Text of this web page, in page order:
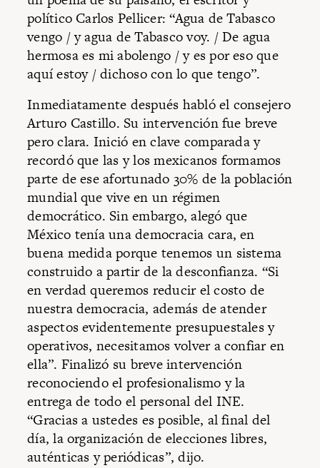
político Carlos Pellicer: “Agua de Tabasco
vengo / y agua de Tabasco voy. / De agua
hermosa es mi abolengo / y es por eso que
aquí estoy / dichoso con lo que tengo”.
Inmediatamente después habló el consejero
Arturo Castillo. Su intervención fue breve
pero clara. Inició en clave comparada y
recordó que las y los mexicanos formamos
parte de ese afortunado 30% de la población
mundial que vive en un régimen
democrático. Sin embargo, alegó que
México tenía una democracia cara, en
buena medida porque tenemos un sistema
construido a partir de la desconfianza. “Si
en verdad queremos reducir el costo de
nuestra democracia, además de atender
aspectos evidentemente presupuestales y
operativos, necesitamos volver a confiar en
ella”. Finalizó su breve intervención
reconociendo el profesionalismo y la
entrega de todo el personal del INE.
“Gracias a ustedes es posible, al final del
día, la organización de elecciones libres,
auténticas y periódicas”, dijo.